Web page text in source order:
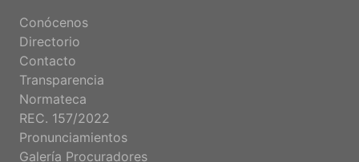
Conócenos
Directorio
Contacto
Transparencia
Normateca
REC. 157/2022
Pronunciamientos
Galería Procuradores